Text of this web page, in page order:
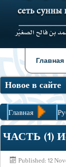
Главная
Новое в сайте
Главная
ЧАСТЬ (1) История
ЧАСТЬ (1)
Published: 12